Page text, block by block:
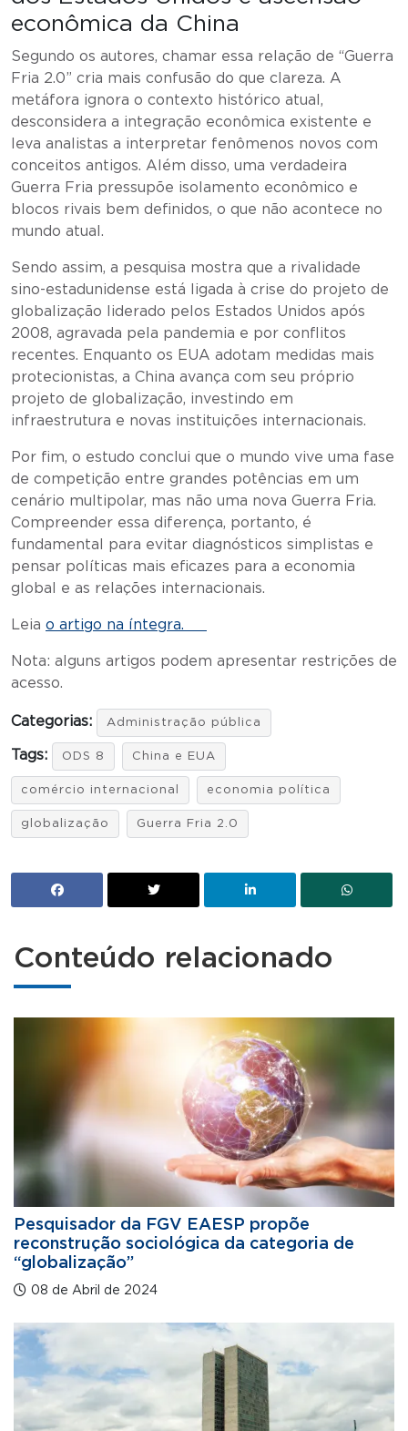
econômica da China
Segundo os autores, chamar essa relação de “Guerra
Fria 2.0” cria mais confusão do que clareza. A
metáfora ignora o contexto histórico atual,
desconsidera a integração econômica existente e
leva analistas a interpretar fenômenos novos com
conceitos antigos. Além disso, uma verdadeira
Guerra Fria pressupõe isolamento econômico e
blocos rivais bem definidos, o que não acontece no
mundo atual.
Sendo assim, a pesquisa mostra que a rivalidade
sino-estadunidense está ligada à crise do projeto de
globalização liderado pelos Estados Unidos após
2008, agravada pela pandemia e por conflitos
recentes. Enquanto os EUA adotam medidas mais
protecionistas, a China avança com seu próprio
projeto de globalização, investindo em
infraestrutura e novas instituições internacionais.
Por fim, o estudo conclui que o mundo vive uma fase
de competição entre grandes potências em um
cenário multipolar, mas não uma nova Guerra Fria.
Compreender essa diferença, portanto, é
fundamental para evitar diagnósticos simplistas e
pensar políticas mais eficazes para a economia
global e as relações internacionais.
Leia o artigo na íntegra.
Nota: alguns artigos podem apresentar restrições de
acesso.
Categorias: Administração pública
Tags: ODS 8 China e EUA
comércio internacional economia política
globalização Guerra Fria 2.0
Conteúdo relacionado
Pesquisador da FGV EAESP propõe
reconstrução sociológica da categoria de
“globalização”
08 de Abril de 2024